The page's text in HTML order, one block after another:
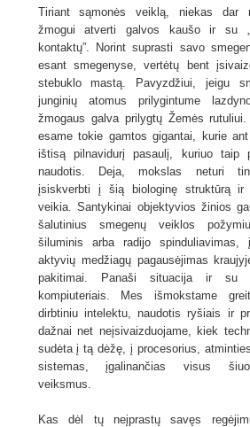
Tiriant sąmonės veiklą, niekas dar
žmogui atverti galvos kaušo ir su
kontaktų”. Norint suprasti savo
esant smegenyse, vertėtų bent
stebuklo mastą. Pavyzdžiui, jeigu
junginių atomus prilygintume
žmogaus galva prilygtų Žemės
esame tokie gamtos gigantai, kurie
ištisą pilnavidurį pasaulį, kuriuo taip
naudotis. Deja, mokslas neturi
įsiskverbti į šią biologinę struktūrą
veikia. Santykinai objektyvios žinios
šalutinius smegenų veiklos
šiluminis arba radijo spinduliavimas,
aktyvių medžiagų pagausėjimas
pakitimai. Panaši situacija ir su
kompiuteriais. Mes išmokstame
dirbtiniu intelektu, naudotis ryšiais ir
dažnai net neįsivaizduojame, kiek
sudėta į tą dėžę, į procesorius,
sistemas, įgalinančias visus
veiksmus.
Kas dėl tų neįprastų savęs